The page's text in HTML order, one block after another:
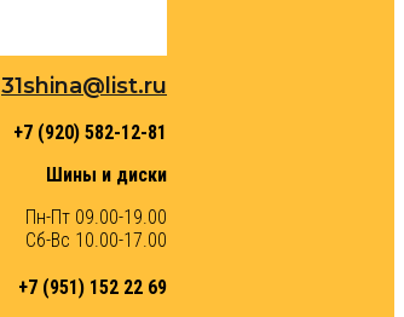
31shina@list.ru
+7 (920) 582-12-81
Шины и диски
Пн-Пт 09.00-19.00
Сб-Вс 10.00-17.00
+7 (951) 152 22 69